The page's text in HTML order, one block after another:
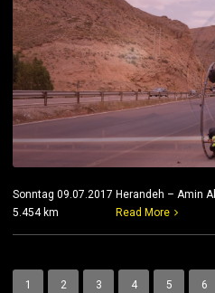
Sonntag 09.07.2017 Herandeh – Amin
5.454 km Read More
1 2 3 4 5 6